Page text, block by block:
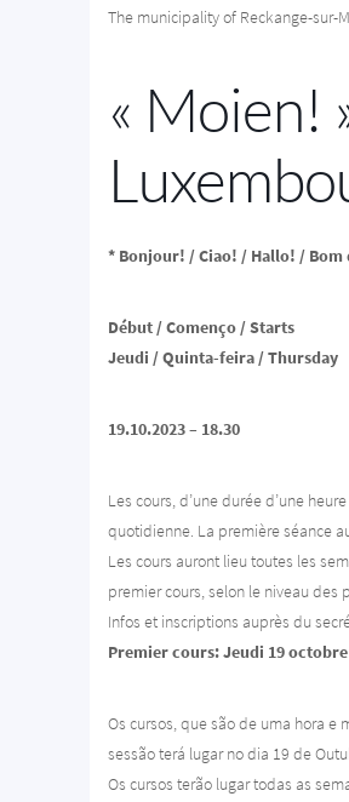
The municipality of Reckange-sur-
« Moien!
* Bonjour! / Ciao! / Hallo! /
Début / Començo / Starts
Jeudi / Quinta-feira / Thursday
19.10.2023 – 18.30
Les cours, d’une durée d’une
quotidienne. La première séance
Les cours auront lieu toutes les
premier cours, selon le niveau
Infos et inscriptions auprès du
Premier cours: Jeudi 19
Os cursos, que são de uma hora e
sessão terá lugar no dia 19 de
Os cursos terão lugar todas as